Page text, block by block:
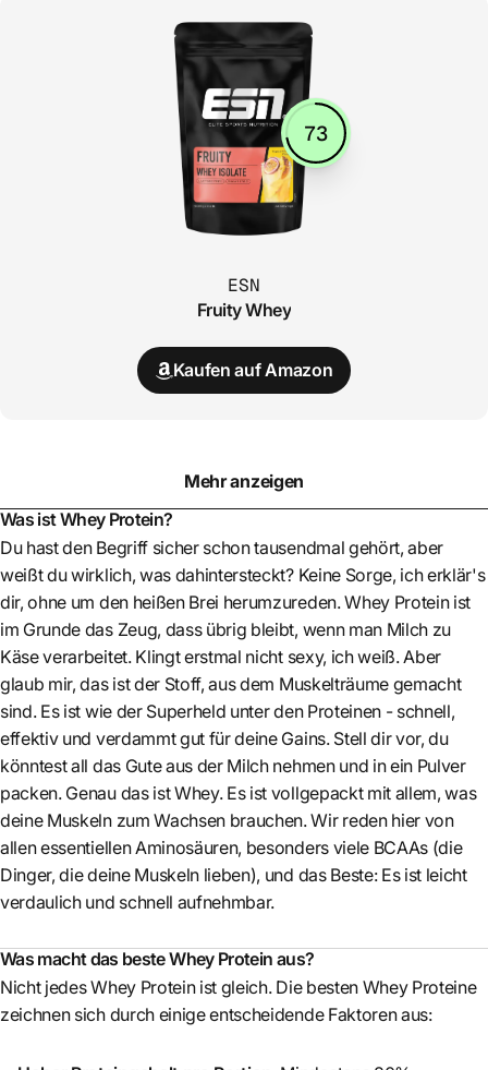
73
ESN
Fruity Whey
Kaufen auf Amazon
Mehr anzeigen
Was ist Whey Protein?
Du hast den Begriff sicher schon tausendmal gehört, aber
weißt du wirklich, was dahintersteckt? Keine Sorge, ich erklär's
dir, ohne um den heißen Brei herumzureden. Whey Protein ist
im Grunde das Zeug, dass übrig bleibt, wenn man Milch zu
Käse verarbeitet. Klingt erstmal nicht sexy, ich weiß. Aber
glaub mir, das ist der Stoff, aus dem Muskelträume gemacht
sind. Es ist wie der Superheld unter den Proteinen - schnell,
effektiv und verdammt gut für deine Gains. Stell dir vor, du
könntest all das Gute aus der Milch nehmen und in ein Pulver
packen. Genau das ist Whey. Es ist vollgepackt mit allem, was
deine Muskeln zum Wachsen brauchen. Wir reden hier von
allen essentiellen Aminosäuren, besonders viele BCAAs (die
Dinger, die deine Muskeln lieben), und das Beste: Es ist leicht
verdaulich und schnell aufnehmbar.
Was macht das beste Whey Protein aus?
Nicht jedes Whey Protein ist gleich. Die besten Whey Proteine
zeichnen sich durch einige entscheidende Faktoren aus: